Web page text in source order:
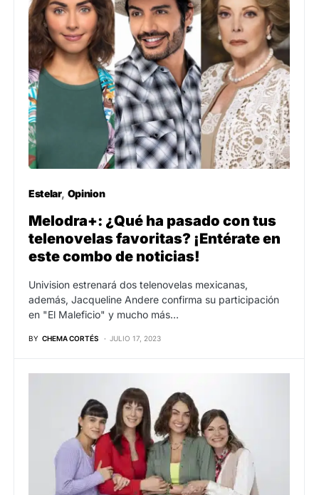
Estelar Opinion
Melodra+: ¿Qué ha pasado con tus
telenovelas favoritas? ¡Entérate en
este combo de noticias!
Univision estrenará dos telenovelas mexicanas,
además, Jacqueline Andere confirma su participación
en "El Maleficio" y mucho más…
BY CHEMA CORTÉS JULIO 17, 2023